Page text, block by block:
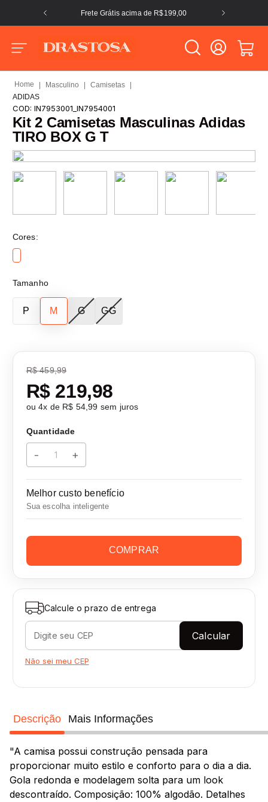
Frete Grátis acima de R$199,00
Masculino
Camisetas
ADIDAS
COD: IN7953001_IN7954001
Kit 2 Camisetas Masculinas Adidas
TIRO BOX G T
Cores:
Tamanho
P M G GG
R$ 459,99
R$ 219,98
ou4x de R$ 54,99 sem juros
Quantidade
- +
Melhor custo benefício
Sua escolha inteligente
COMPRAR
Calcule o prazo de entrega
Calcular
Não sei meu CEP
Descrição Mais Informações
"A camisa possui construção pensada para
proporcionar muito estilo e conforto para o dia a dia.
Gola redonda e modelagem solta para um look
descontraído. Composição: 100% algodão. Detalhes